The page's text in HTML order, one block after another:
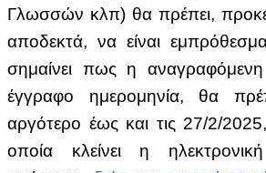
Γλωσσών κλπ) θα πρέπει,
αποδεκτά, να είναι
σημαίνει πως η
έγγραφο ημερομηνία, θα
αργότερο έως και τις 27/2/2025,
οποία κλείνει η